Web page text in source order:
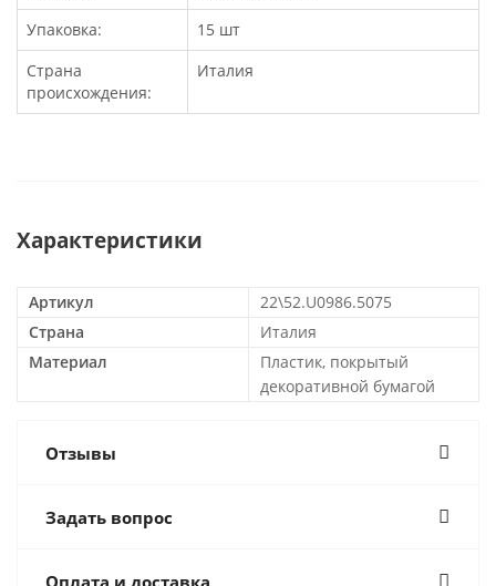
Упаковка:
15 шт
Страна
происхождения:
Италия
Характеристики
Артикул
22\52.U0986.5075
Страна
Италия
Материал
Пластик, покрытый
декоративной бумагой
Отзывы
Задать вопрос
Оплата и доставка